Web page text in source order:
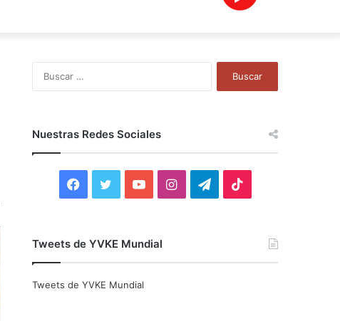
Nuestras Redes Sociales
F
c
i
Y
u
I
T
Tweets de YVKE Mundial
Tweets de YVKE Mundial